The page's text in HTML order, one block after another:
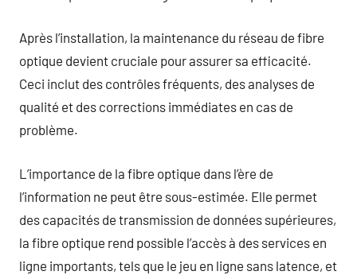
Après l’installation, la maintenance du réseau de fibre
optique devient cruciale pour assurer sa efficacité.
Ceci inclut des contrôles fréquents, des analyses de
qualité et des corrections immédiates en cas de
problème.
L’importance de la fibre optique dans l’ère de
l’information ne peut être sous-estimée. Elle permet
des capacités de transmission de données supérieures,
la fibre optique rend possible l’accès à des services en
ligne importants, tels que le jeu en ligne sans latence, et